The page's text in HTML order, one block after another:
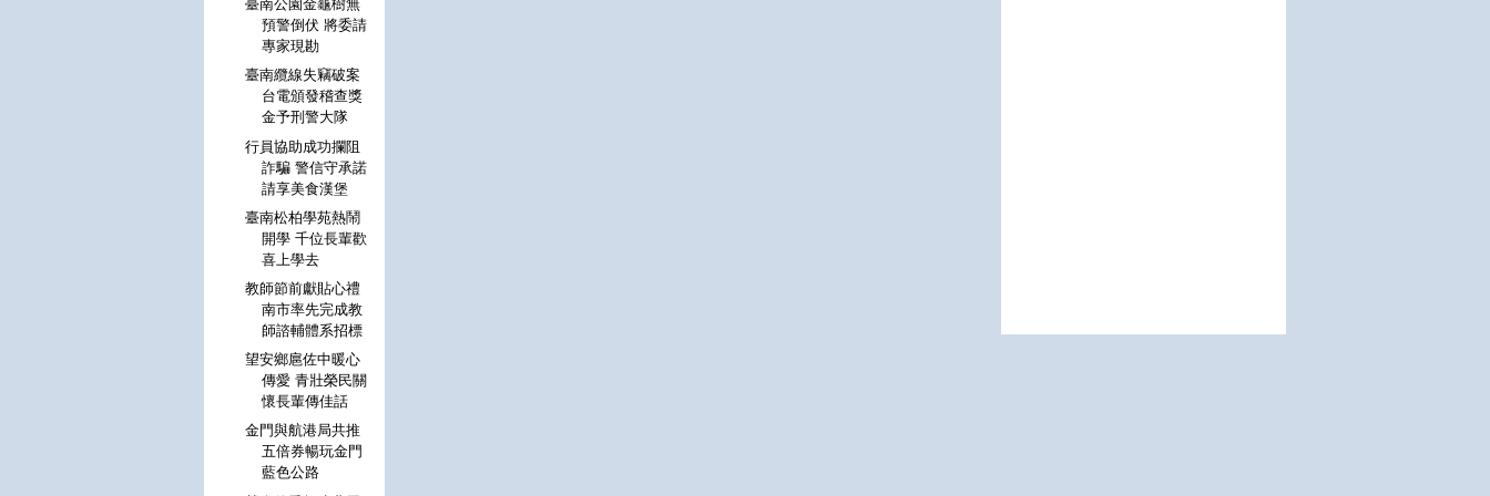
臺南公園金龜樹無
預警倒伏 將委請
專家現勘
臺南纜線失竊破案
台電頒發稽查獎
金予刑警大隊
行員協助成功攔阻
詐騙 警信守承諾
請享美食漢堡
臺南松柏學苑熱鬧
開學 千位長輩歡
喜上學去
教師節前獻貼心禮
南市率先完成教
師諮輔體系招標
望安鄉扈佐中暖心
傳愛 青壯榮民關
懷長輩傳佳話
金門與航港局共推
五倍券暢玩金門
藍色公路